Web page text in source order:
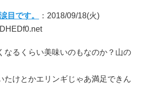
目です。
：2018/09/18(火)
なるくらい美味いのもなのか？山の
たけとかエリンギじゃあ満足できん